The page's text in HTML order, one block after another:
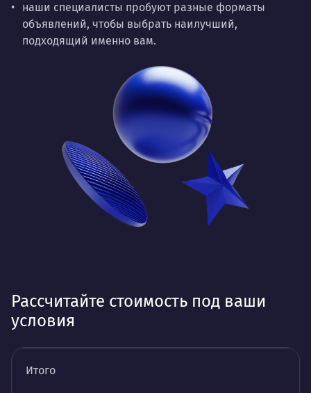
наши специалисты пробуют разные форматы
объявлений, чтобы выбрать наилучший,
подходящий именно вам.
Рассчитайте стоимость под ваши
условия
Итого